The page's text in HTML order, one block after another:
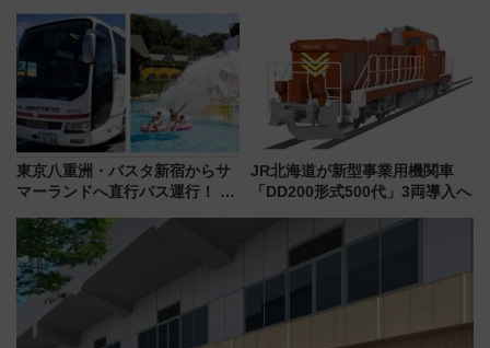
ラリーや子ども制服撮影も
東京八重洲・バスタ新宿からサ
マーランドへ直行バス運行！ お
推し活を楽しもう！（2026年
8/1～31）
JR北海道が新型事業用機関車
「DD200形式500代」3両導入へ